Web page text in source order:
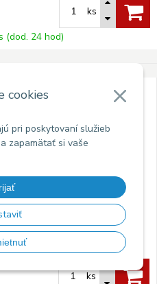
cookies
pri poskytovaní služieb
zapamätať si vaše
ks
(dod. 24 hod)
hlava
ks